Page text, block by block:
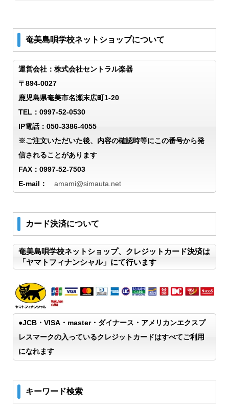
奄美島唄学校ネットショップについて
運営会社：株式会社セントラル楽器
〒894-0027
鹿児島県奄美市名瀬末広町1-20
TEL：0997-52-0530
IP電話：050-3386-4055
※ご注文いただいた後、内容の確認時等にこの番号から発
信されることがあります
FAX：0997-52-7503
E-mail： amami@simauta.net
カード決済について
奄美島唄学校ネットショップ、クレジットカード決済は
「ヤマトフィナンシャル」にて行います
●JCB・VISA・master・ダイナース・アメリカンエクスプ
レスマークの入っているクレジットカードはすべてご利用
になれます
キーワード検索